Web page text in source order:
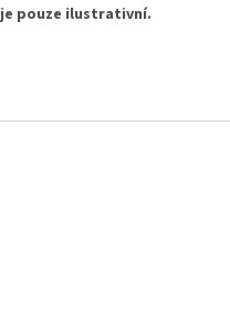
pouze ilustrativní.